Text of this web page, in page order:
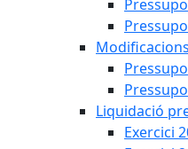
Liquidació
Exercici